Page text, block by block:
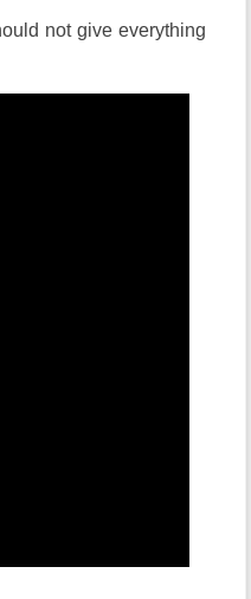
not give everything